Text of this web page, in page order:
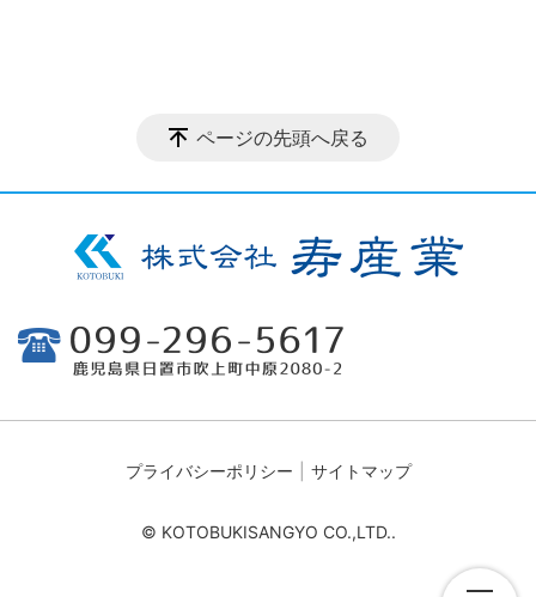
ページの先頭へ戻る
プライバシーポリシー サイトマップ
© KOTOBUKISANGYO CO.,LTD..